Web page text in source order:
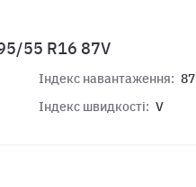
55 R16 87V
Індекс навантаження: 87
Індекс швидкості: V